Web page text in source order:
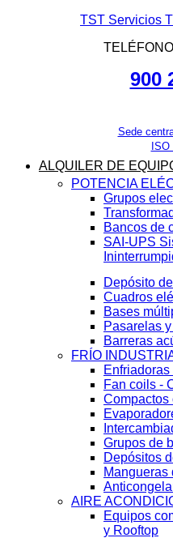
TST Servicios
900
Sede
ALQUILER DE
POTENCIA
Grupos
Bancos de
SAI-UPS
Depósito
Cuadros
Bases
Pasarelas
Barreras
FRÍO
Enfriadoras
Fan coils -
Compactos
Grupos de
Depósitos
Mangueras
AIRE
Equipos
y Rooftop